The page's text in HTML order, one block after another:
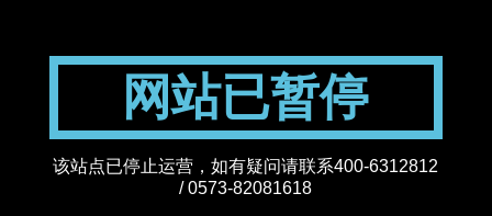
网站已暂停
该站点已停止运营，如有疑问请联系400-6312812
/ 0573-82081618